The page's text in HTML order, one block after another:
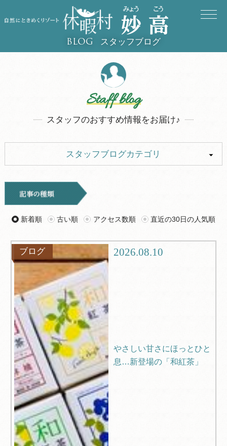
BLOG スタッフブログ
Staff blog
スタッフのおすすめ情報をお届け♪
スタッフブログカテゴリ
イベント
旅行記 ツアー
グルメ
ブログ
新着順 古い順 アクセス数順 直近の30日の人気順
ブログ 2026.08.10
やさしい甘さにほっとひと
息…新登場の「和紅茶」